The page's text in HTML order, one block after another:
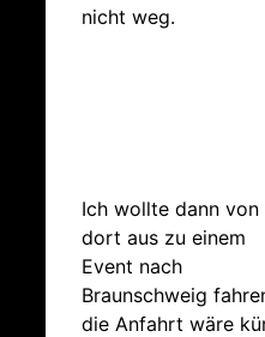
nicht weg.
Ich wollte dann von
dort aus zu einem
Event nach
Braunschweig
die Anfahrt wäre